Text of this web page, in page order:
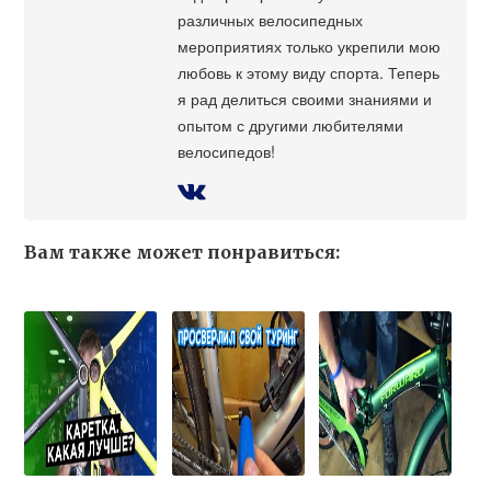
различных велосипедных
мероприятиях только укрепили мою
любовь к этому виду спорта. Теперь
я рад делиться своими знаниями и
опытом с другими любителями
велосипедов!
Вам также может понравиться: